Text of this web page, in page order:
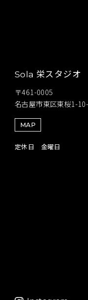
Sola 栄スタジオ
〒461-0005
名古屋市東区東桜1-
MAP
定休日 金曜日